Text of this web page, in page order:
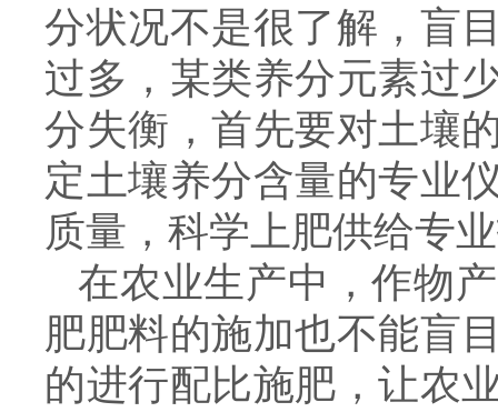
分状况不是很了解，盲
过多，某类养分元素过
分失衡，首先要对土壤
定土壤养分含量的专业
质量，科学上肥供给专
在农业生产中，作物
肥肥料的施加也不能盲
的进行配比施肥，让农